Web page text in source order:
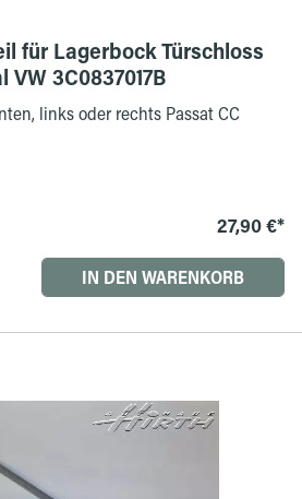
für Lagerbock Türschloss
3C0837017B
links oder rechts Passat CC
27,90 €*
IN DEN WARENKORB